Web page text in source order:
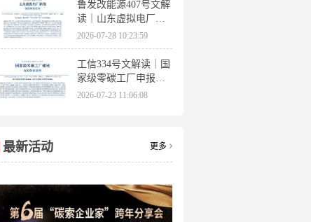
鲁发改能源407号文解
读｜山东虚拟电厂管
理办法全文 分布式光
伏打包入市规则详解
2026-07-28 10:23:59
工信334号文解读｜国
家级零碳工厂申报条
件、三大硬性指标、
2026-07-23 11:06:08
最新活动 更多